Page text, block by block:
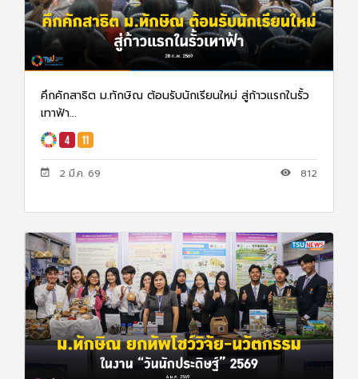
คึกคักสาธิต ม.ทักษิณ ต้อนรับนักเรียนใหม่ สู่ก้าวแรกในรั้ว
เทาฟ้า...
2 มี.ค. 69 812